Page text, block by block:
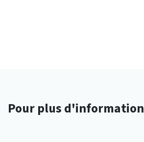
Pour plus d'information